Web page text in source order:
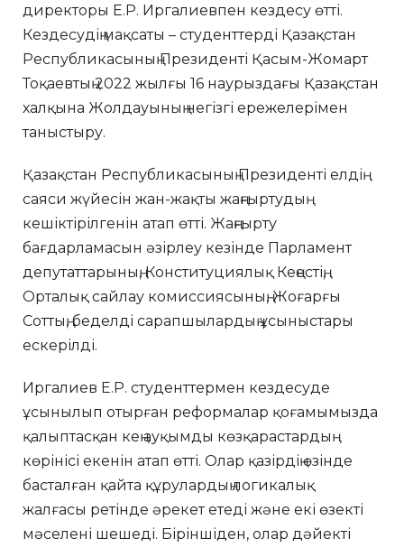
директоры Е.Р. Иргалиевпен кездесу өтті.
Кездесудің мақсаты – студенттерді Қазақстан
Республикасының Президенті Қасым-Жомарт
Тоқаевтың 2022 жылғы 16 наурыздағы Қазақстан
халқына Жолдауының негізгі ережелерімен
таныстыру.
Қазақстан Республикасының Президенті елдің
саяси жүйесін жан-жақты жаңғыртудың
кешіктірілгенін атап өтті. Жаңғырту
бағдарламасын әзірлеу кезінде Парламент
депутаттарының, Конституциялық Кеңестің,
Орталық сайлау комиссиясының, Жоғарғы
Соттың, беделді сарапшылардың ұсыныстары
ескерілді.
Иргалиев Е.Р. студенттермен кездесуде
ұсынылып отырған реформалар қоғамымызда
қалыптасқан кең ауқымды көзқарастардың
көрінісі екенін атап өтті. Олар қазірдің өзінде
басталған қайта құрулардың логикалық
жалғасы ретінде әрекет етеді және екі өзекті
мәселені шешеді. Біріншіден, олар дәйекті